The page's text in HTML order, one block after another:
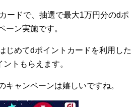
ードで、抽選で最大1万円分のdポ
ーン実施です。
じめてdポイントカードを利用した
トもらえます。
キャンペーンは嬉しいですね。